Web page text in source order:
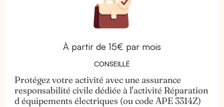
À partir de 15€ par mois
CONSEILLÉ
Protégez votre activité avec une assurance
responsabilité civile dédiée à l'activité Réparation
d équipements électriques (ou code APE 3314Z)